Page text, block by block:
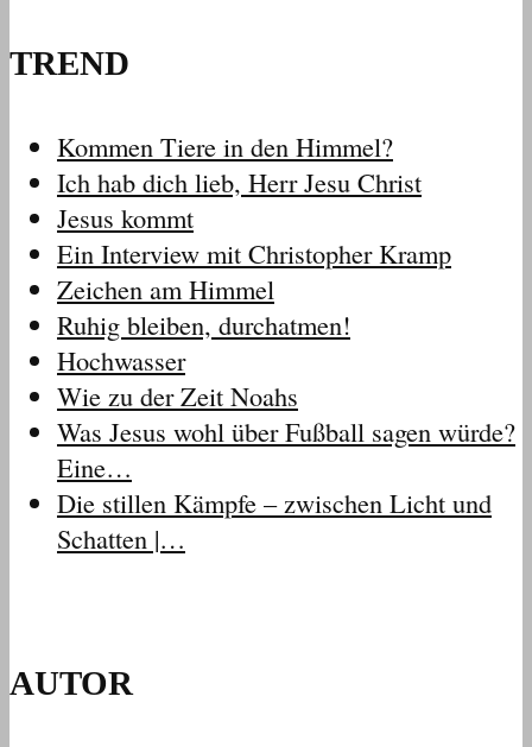
TREND
Kommen Tiere in den Himmel?
Ich hab dich lieb, Herr Jesu Christ
Jesus kommt
Ein Interview mit Christopher Kramp
Zeichen am Himmel
Ruhig bleiben, durchatmen!
Hochwasser
Wie zu der Zeit Noahs
Was Jesus wohl über Fußball sagen würde?
Eine…
Die stillen Kämpfe – zwischen Licht und
Schatten |…
AUTOR